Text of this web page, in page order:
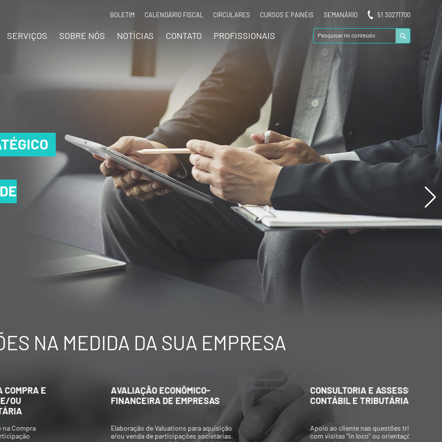
BOLETIM CALENDÁRIO FISCAL CIRCULARES CURSOS E PAINÉIS SEMANÁRIO 51 30271700
SERVIÇOS SOBRE NÓS NOTÍCIAS CONTATO PROFISSIONAIS
NA MEDIDA DA SUA EMPRESA
AVALIAÇÃO ECONÔMICO-
FINANCEIRA DE EMPRESAS
Elaboração de Valuations para aquisição
e/ou venda de participações societárias,
CONSULTORIA E ASSESSORIA
CONTÁBIL E TRIBUTÁRIA
Apoio ao cliente nas questões tributárias,
com visitas "in loco" ou orientações